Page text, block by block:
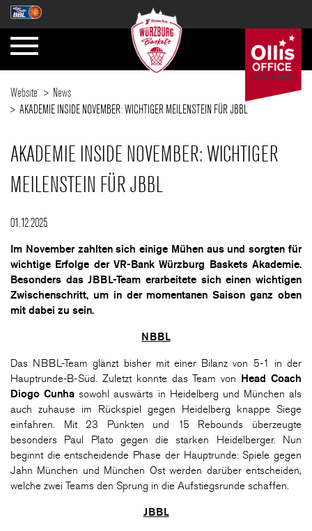
Website
News
AKADEMIE INSIDE NOVEMBER: WICHTIGER MEILENSTEIN FÜR JBBL
AKADEMIE INSIDE NOVEMBER: WICHTIGER
MEILENSTEIN FÜR JBBL
01.12.2025
Im November zahlten sich einige Mühen aus und sorgten für
wichtige Erfolge der VR-Bank Würzburg Baskets Akademie.
Besonders das JBBL-Team erarbeitete sich einen wichtigen
Zwischenschritt, um in der momentanen Saison ganz oben
mit dabei zu sein.
NBBL
Das NBBL-Team glänzt bisher mit einer Bilanz von 5-1 in der
Hauptrunde-B-Süd. Zuletzt konnte das Team von Head Coach
Diogo Cunha sowohl auswärts in Heidelberg und München als
auch zuhause im Rückspiel gegen Heidelberg knappe Siege
einfahren. Mit 23 Punkten und 15 Rebounds überzeugte
besonders Paul Plato gegen die starken Heidelberger. Nun
beginnt die entscheidende Phase der Hauptrunde: Spiele gegen
Jahn München und München Ost werden darüber entscheiden,
welche zwei Teams den Sprung in die Aufstiegsrunde schaffen.
JBBL